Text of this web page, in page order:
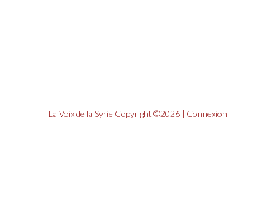
La Voix de la Syrie Copyright ©2026 | Connexion